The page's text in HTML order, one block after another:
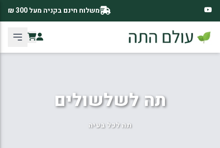
משלוח חינם בקניה מעל 300 ₪
תה לשלשולים
תה לכל בעיה